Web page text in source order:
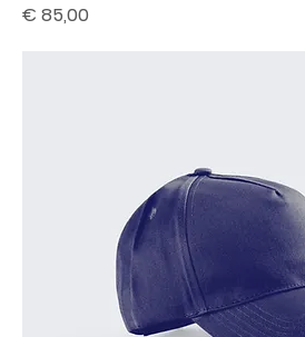
Prijs
€ 85,00